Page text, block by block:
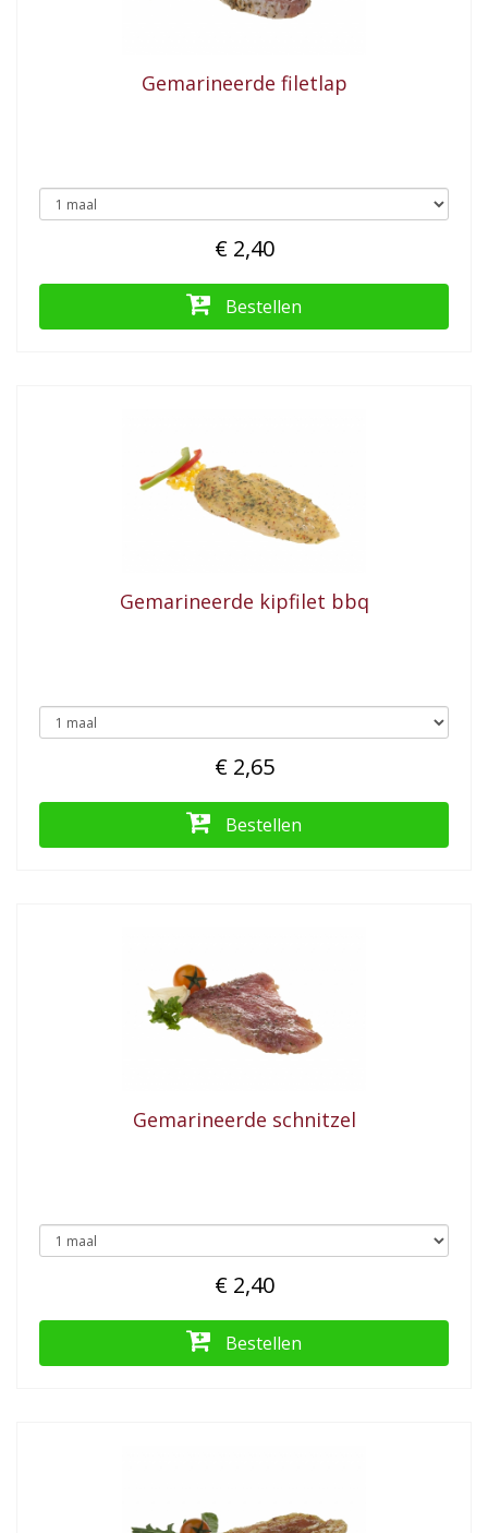
Gemarineerde filetlap
€ 2,40
Bestellen
Gemarineerde kipfilet bbq
€ 2,65
Bestellen
Gemarineerde schnitzel
€ 2,40
Bestellen